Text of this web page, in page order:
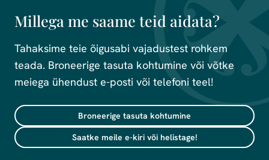
Millega me saame teid aidata?
Tahaksime teie õigusabi vajadustest rohkem
teada. Broneerige tasuta kohtumine või võtke
meiega ühendust e-posti või telefoni teel!
Broneerige tasuta kohtumine
Saatke meile e-kiri või helistage!